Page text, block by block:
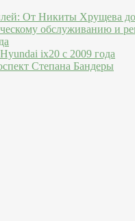
От Никиты Хрущева
обслуживанию и
ix20 c 2009 года
Степана Бандеры